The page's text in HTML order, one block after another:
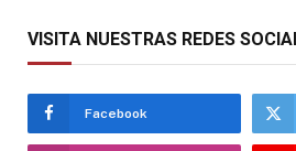
VISITA NUESTRAS REDES
Facebook